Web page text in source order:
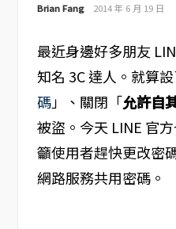
Brian Fang 2014 年 6 月 19 日
最近身邊好多朋友
知名 3C 達人。就算
碼」、關閉「允許自
被盜。今天 LINE 官
籲使用者趕快更改密
網路服務共用密碼。